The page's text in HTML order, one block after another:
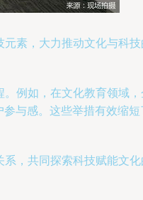
素，大力推动文化与科
例如，在文化教育领域
与感。这些举措有效缩
，共同探索科技赋能文